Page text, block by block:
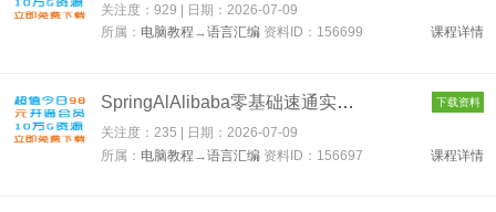
关注度：929 | 日期： 2026-07-09
所属： 电脑教程 →语言汇编 资料ID：156699 课程详情
SpringAlAlibaba零基础速通实战：AI应用+Java全端 156697 下载资料
关注度：235 | 日期：2026-07-09
所属： 电脑教程 →语言汇编 资料ID：156697 课程详情